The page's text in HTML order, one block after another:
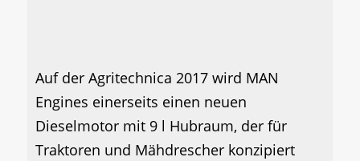
Auf der Agritechnica 2017 wird MAN
Engines einerseits einen neuen
Dieselmotor mit 9 l Hubraum, der für
Traktoren und Mähdrescher konzipiert